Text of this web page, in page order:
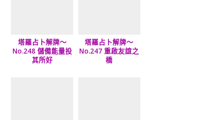
塔羅占卜解牌～
No.248 儲備能量投
其所好
塔羅占卜解牌～
No.247 重啟友誼之
橋